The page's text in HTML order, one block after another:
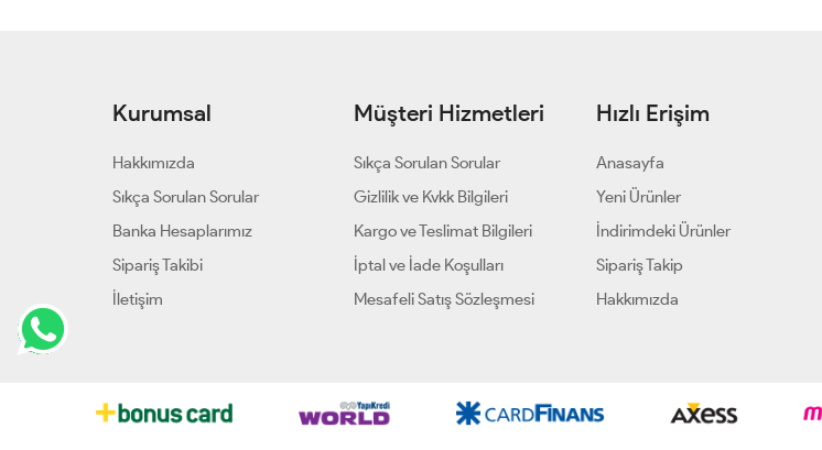
Kurumsal
Hakkımızda
Sıkça Sorulan Sorular
Banka Hesaplarımız
Sipariş Takibi
İletişim
Müşteri Hizmetleri
Sıkça Sorulan Sorular
Gizlilik ve Kvkk Bilgileri
Kargo ve Teslimat Bilgileri
İptal ve İade Koşulları
Mesafeli Satış Sözleşmesi
Hızlı Erişim
Anasayfa
Yeni Ürünler
İndirimdeki Ürünler
Sipariş Takip
Hakkımızda